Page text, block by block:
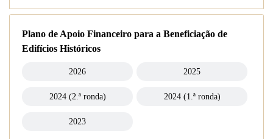
Plano de Apoio Financeiro para a Beneficiação de
Edifícios Históricos
2026 2025
2024 (2.ª ronda) 2024 (1.ª ronda)
2023